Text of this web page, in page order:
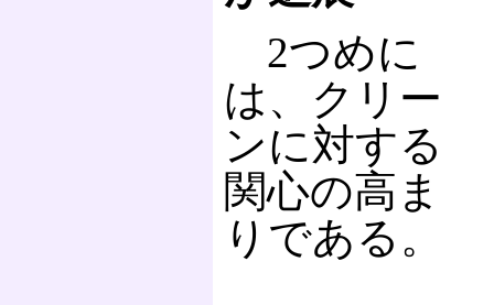
2つめに
は、クリー
ンに対する
関心の高ま
りである。